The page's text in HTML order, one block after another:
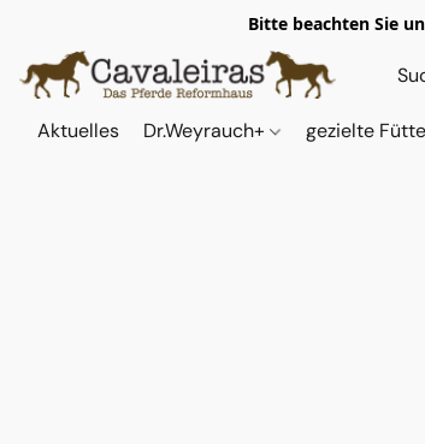
Bitte beachten Sie
Aktuelles Dr.Weyrauch+ gezielte